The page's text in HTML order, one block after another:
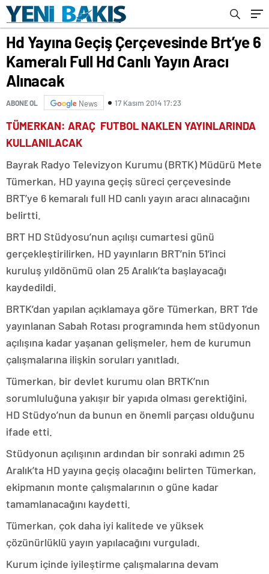
Hd Yayına Geçiş Çerçevesinde Brt’ye 6
Kameralı Full Hd Canlı Yayın Aracı
Alınacak
ABONE OL News 17 Kasım 2014 17:23
TÜMERKAN: ARAÇ FUTBOL NAKLEN YAYINLARINDA
KULLANILACAK
Bayrak Radyo Televizyon Kurumu (BRTK) Müdürü Mete
Tümerkan, HD yayına geçiş süreci çerçevesinde
BRT’ye 6 kemaralı full HD canlı yayın aracı alınacağını
belirtti.
BRT HD Stüdyosu’nun açılışı cumartesi günü
gerçekleştirilirken, HD yayınların BRT’nin 51’inci
kuruluş yıldönümü olan 25 Aralık’ta başlayacağı
kaydedildi.
BRTK’dan yapılan açıklamaya göre Tümerkan, BRT 1’de
yayınlanan Sabah Rotası programında hem stüdyonun
açılışına kadar yaşanan gelişmeler, hem de kurumun
çalışmalarına ilişkin soruları yanıtladı.
Tümerkan, bir devlet kurumu olan BRTK’nın
sorumluluğuna yakışır bir yapıda olması gerektiğini,
HD Stüdyo’nun da bunun en önemli parçası olduğunu
ifade etti.
Stüdyonun açılışının ardından bir sonraki adımın 25
Aralık’ta HD yayına geçiş olacağını belirten Tümerkan,
ekipmanın monte çalışmalarının o güne kadar
tamamlanacağını kaydetti.
Tümerkan, çok daha iyi kalitede ve yüksek
çözünürlüklü yayın yapılacağını vurguladı.
Kurum içinde iyileştirme çalışmalarına devam